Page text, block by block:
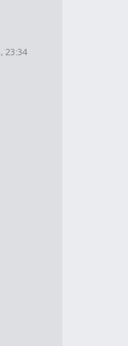
23:34